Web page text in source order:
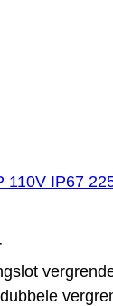
110V IP67